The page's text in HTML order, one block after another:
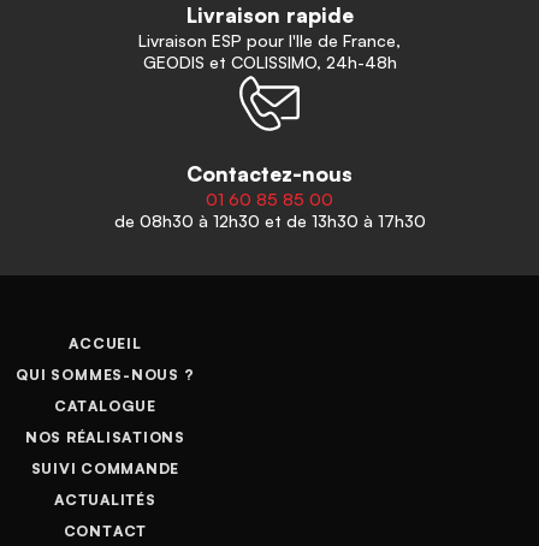
Livraison rapide
Livraison ESP pour l'Ile de France,
GEODIS et COLISSIMO, 24h-48h
Contactez-nous
01 60 85 85 00
de 08h30 à 12h30 et de 13h30 à 17h30
ACCUEIL
QUI SOMMES-NOUS ?
CATALOGUE
NOS RÉALISATIONS
SUIVI COMMANDE
ACTUALITÉS
CONTACT